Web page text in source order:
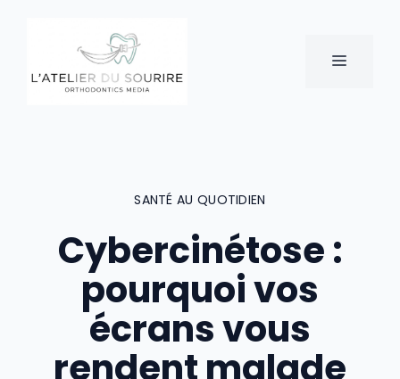
MENU
SANTÉ AU QUOTIDIEN
Cybercinétose :
pourquoi vos
écrans vous
rendent malade